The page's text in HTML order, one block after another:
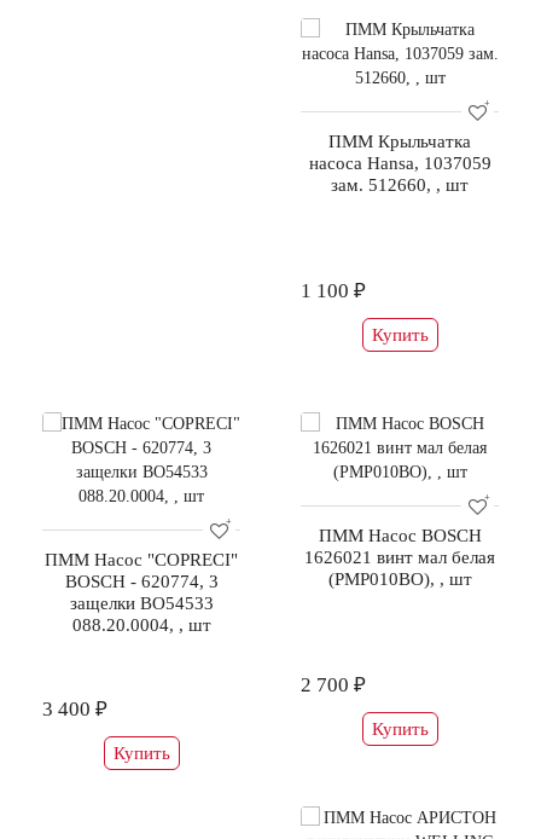
ПММ Крыльчатка
насоса Hansa, 1037059
зам. 512660, , шт
1 100 ₽
Купить
ПММ Насос "COPRECI"
BOSCH - 620774, 3
защелки BO54533
088.20.0004, , шт
3 400 ₽
Купить
ПММ Насос BOSCH
1626021 винт мал белая
(РМР010ВО), , шт
2 700 ₽
Купить